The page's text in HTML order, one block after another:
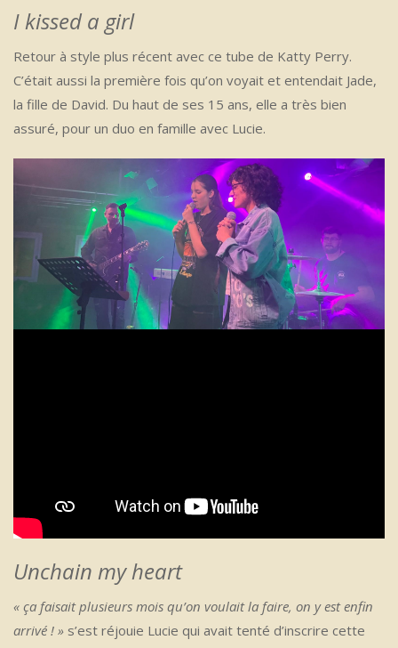
I kissed a girl
Retour à style plus récent avec ce tube de Katty Perry.
C’était aussi la première fois qu’on voyait et entendait Jade,
la fille de David. Du haut de ses 15 ans, elle a très bien
assuré, pour un duo en famille avec Lucie.
Unchain my heart
« ça faisait plusieurs mois qu’on voulait la faire, on y est enfin
arrivé ! » s’est réjouie Lucie qui avait tenté d’inscrire cette